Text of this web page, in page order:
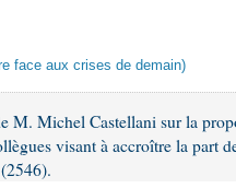
face aux crises de demain)
M. Michel Castellani sur la
visant à accroître la part